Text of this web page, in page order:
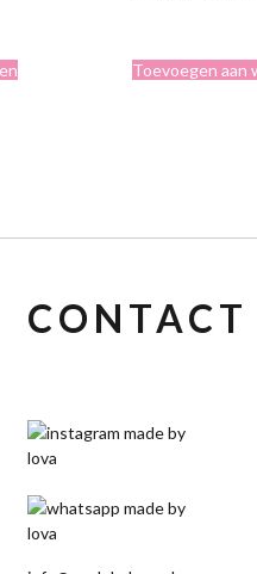
Toevoegen aan
CONTACT